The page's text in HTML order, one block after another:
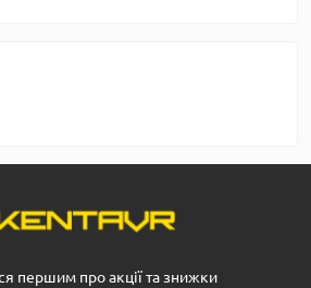
першим про акції та знижки